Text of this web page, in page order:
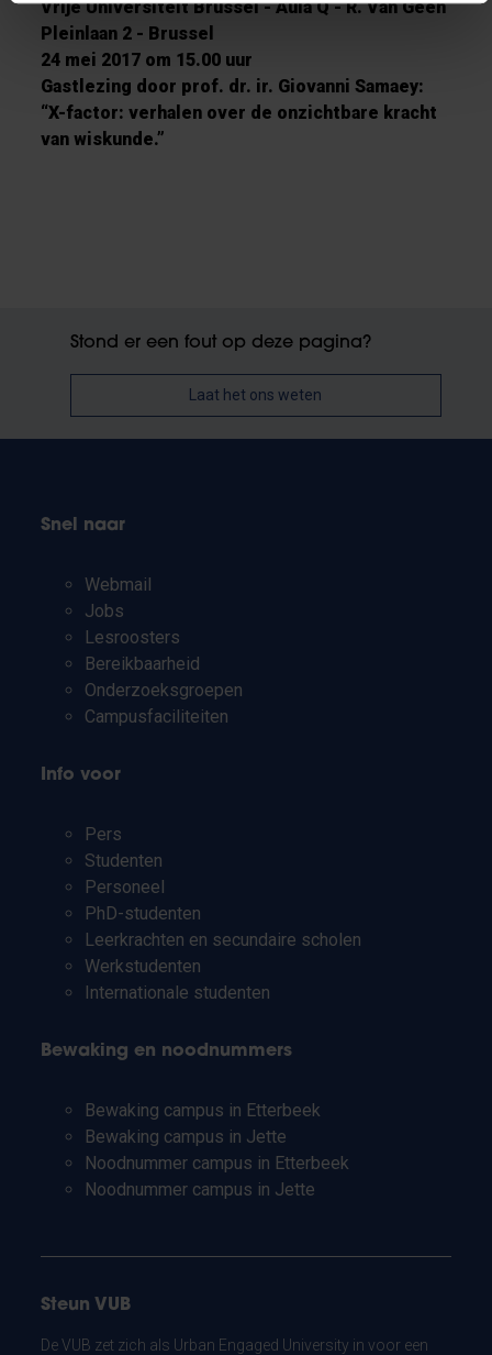
Vrije Universiteit Brussel - Aula Q - R. Van Geen
Pleinlaan 2 - Brussel
24 mei 2017 om 15.00 uur
Gastlezing door prof. dr. ir. Giovanni Samaey:
“X-factor: verhalen over de onzichtbare kracht
van wiskunde.”
Stond er een fout op deze pagina?
Laat het ons weten
Snel naar
Webmail
Jobs
Lesroosters
Bereikbaarheid
Onderzoeksgroepen
Campusfaciliteiten
Info voor
Pers
Studenten
Personeel
PhD-studenten
Leerkrachten en secundaire scholen
Werkstudenten
Internationale studenten
Bewaking en noodnummers
Bewaking campus in Etterbeek
Bewaking campus in Jette
Noodnummer campus in Etterbeek
Noodnummer campus in Jette
Steun VUB
De VUB zet zich als Urban Engaged University in voor een